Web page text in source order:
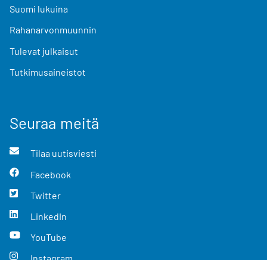
Suomi lukuina
Rahanarvonmuunnin
Tulevat julkaisut
Tutkimusaineistot
Seuraa meitä
Tilaa uutisviesti
Facebook
Twitter
LinkedIn
YouTube